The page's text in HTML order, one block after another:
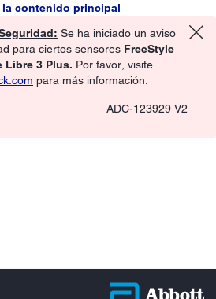
la contenido principal
Se ha iniciado un aviso
para ciertos sensores FreeStyle
Libre 3 Plus. Por favor, visite
para más información.
ADC-123929 V2